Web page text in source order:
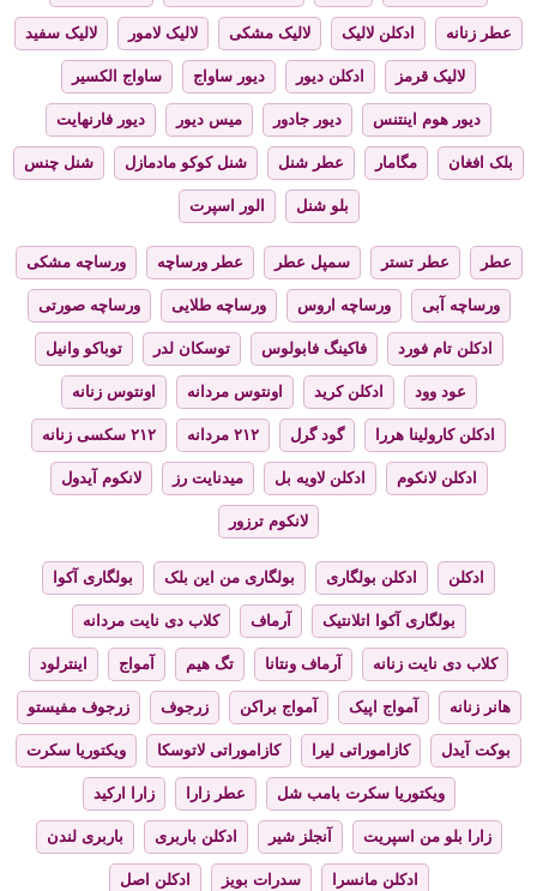
عطر زنانه ادکلن لالیک لالیک مشکی لالیک لامور لالیک سفید
لالیک قرمز ادکلن دیور دیور ساواج ساواج الکسیر
دیور هوم اینتنس دیور جادور میس دیور دیور فارنهایت
بلک افغان مگامار عطر شنل شنل کوکو مادمازل شنل چنس
بلو شنل الور اسپرت
عطر عطر تستر سمپل عطر عطر ورساچه ورساچه مشکی
ورساچه آبی ورساچه اروس ورساچه طلایی ورساچه صورتی
ادکلن تام فورد فاکینگ فابولوس توسکان لدر توباکو وانیل
عود وود ادکلن کرید اونتوس مردانه اونتوس زنانه
ادکلن کارولینا هررا گود گرل ۲۱۲ مردانه ۲۱۲ سکسی زنانه
ادکلن لانکوم ادکلن لاویه بل میدنایت رز لانکوم آیدول
لانکوم ترزور
ادکلن ادکلن بولگاری بولگاری من این بلک بولگاری آکوا
بولگاری آکوا اتلانتیک آرماف کلاب دی نایت مردانه
کلاب دی نایت زنانه آرماف ونتانا تگ هیم آمواج اینترلود
هانر زنانه آمواج اپیک آمواج براکن زرجوف زرجوف مفیستو
بوکت آیدل کازاموراتی لیرا کازاموراتی لاتوسکا ویکتوریا سکرت
ویکتوریا سکرت بامب شل عطر زارا زارا ارکید
زارا بلو من اسپریت آنجلز شیر ادکلن باربری باربری لندن
ادکلن مانسرا سدرات بویز ادکلن اصل